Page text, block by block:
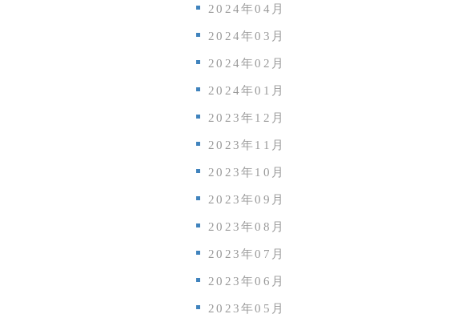
2024年04月
2024年03月
2024年02月
2024年01月
2023年12月
2023年11月
2023年10月
2023年09月
2023年08月
2023年07月
2023年06月
2023年05月